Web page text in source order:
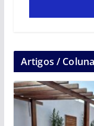
Artigos /